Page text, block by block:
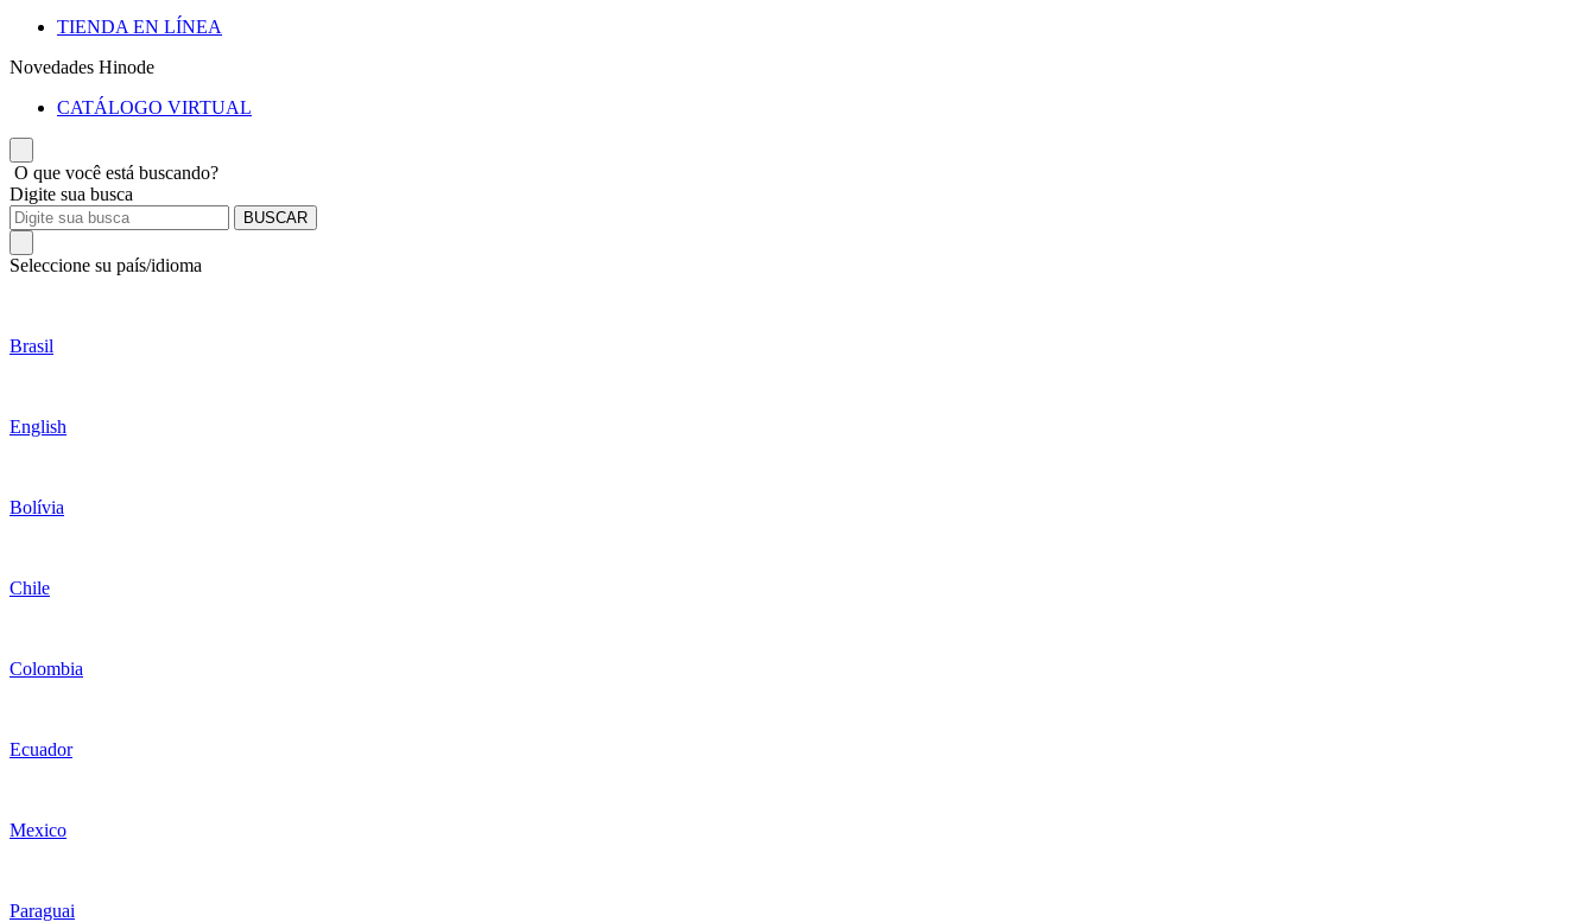
TIENDA EN LÍNEA
Novedades Hinode
CATÁLOGO VIRTUAL
O que você está buscando?
Digite sua busca
BUSCAR
Seleccione su país/idioma
Brasil
English
Bolívia
Chile
Colombia
Ecuador
Mexico
Paraguai